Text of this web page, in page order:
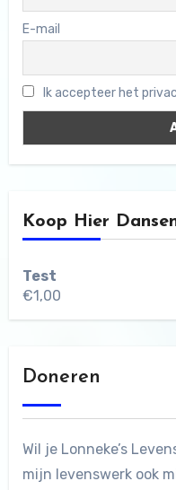
E-mail
Ik accepteer het
Koop Hier
Test
€1,00
Doneren
Wil je Lonneke’s
mijn levenswerk ook